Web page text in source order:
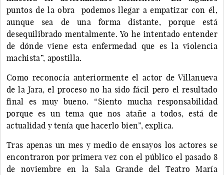
puntos de la obra podemos llegar a empatizar con él,
aunque sea de una forma distante, porque está
desequilibrado mentalmente. Yo he intentado entender
de dónde viene esta enfermedad que es la violencia
machista”, apostilla.
Como reconocía anteriormente el actor de Villanueva
de la Jara, el proceso no ha sido fácil pero el resultado
final es muy bueno. “Siento mucha responsabilidad
porque es un tema que nos atañe a todos, está de
actualidad y tenía que hacerlo bien”, explica.
Tras apenas un mes y medio de ensayos los actores se
encontraron por primera vez con el público el pasado 8
de noviembre en la Sala Grande del Teatro María